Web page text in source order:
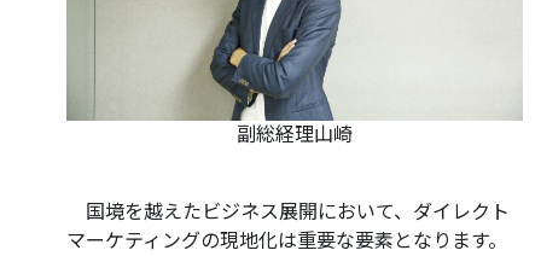
副総経理山崎
国境を越えたビジネス展開において、ダイレクト
マーケティングの現地化は重要な要素となります。